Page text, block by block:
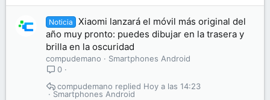
Noticia
Xiaomi lanzará el móvil más original del
año muy pronto: puedes dibujar en la trasera y
brilla en la oscuridad
compudemano
Smartphones Android
0
Smartphones Android
Hoy a las 14:23
compudemano